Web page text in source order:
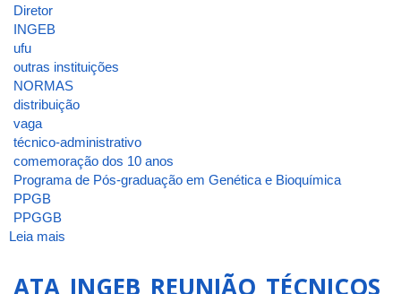
Diretor
INGEB
ufu
outras instituições
NORMAS
distribuição
vaga
técnico-administrativo
comemoração dos 10 anos
Programa de Pós-graduação em Genética e Bioquímica
PPGB
PPGGB
Leia mais
ATA_INGEB_REUNIÃO_TÉCNICOS